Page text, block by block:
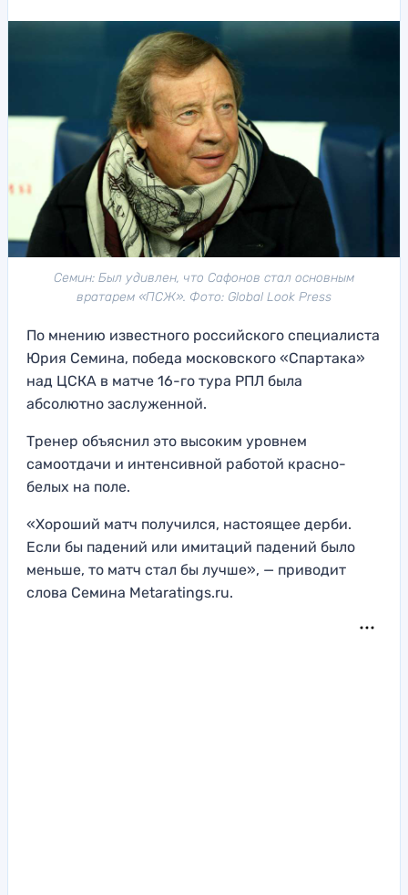
Семин: Был удивлен, что Сафонов стал основным
вратарем «ПСЖ». Фото: Global Look Press
По мнению известного российского специалиста
Юрия Семина, победа московского «Спартака»
над ЦСКА в матче 16-го тура РПЛ была
абсолютно заслуженной.
Тренер объяснил это высоким уровнем
самоотдачи и интенсивной работой красно-
белых на поле.
«Хороший матч получился, настоящее дерби.
Если бы падений или имитаций падений было
меньше, то матч стал бы лучше», — приводит
слова Семина Меtaratings.ru.